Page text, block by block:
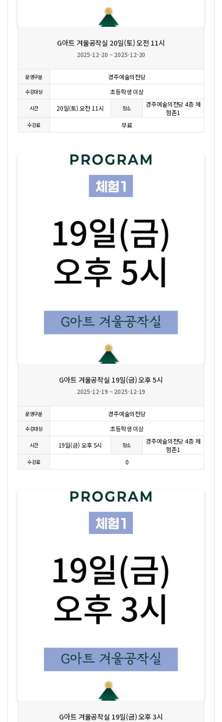
상세보기
G아트 겨울공작실 20일(토) 오전 11시
2025-12-20 ~ 2025-12-20
운영구분 경주예술의전당
수강대상 초등학생 이상
시간 20일(토) 오전 11시 장소
경주예술의전당 4층 체
험존1
수강료 무료
상세보기
G아트 겨울공작실 19일(금) 오후 5시
2025-12-19 ~ 2025-12-19
운영구분 경주예술의전당
수강대상 초등학생 이상
시간 19일(금) 오후 5시 장소
경주예술의전당 4층 체
험존1
수강료 0
상세보기
G아트 겨울공작실 19일(금) 오후 3시